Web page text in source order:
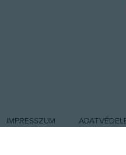
IMPRESSZUM